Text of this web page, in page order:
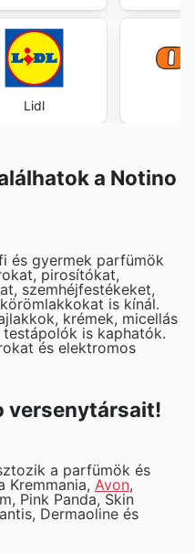
Lidl
a Notino
és gyermek parfümök
pirosítókat,
szemhéjfestékeket,
is kínál.
krémek, micellás
is kaphatók.
és elektromos
versenytársait!
a parfümök és
Kremmania, Avon,
Pink Panda, Skin
Dermaoline és